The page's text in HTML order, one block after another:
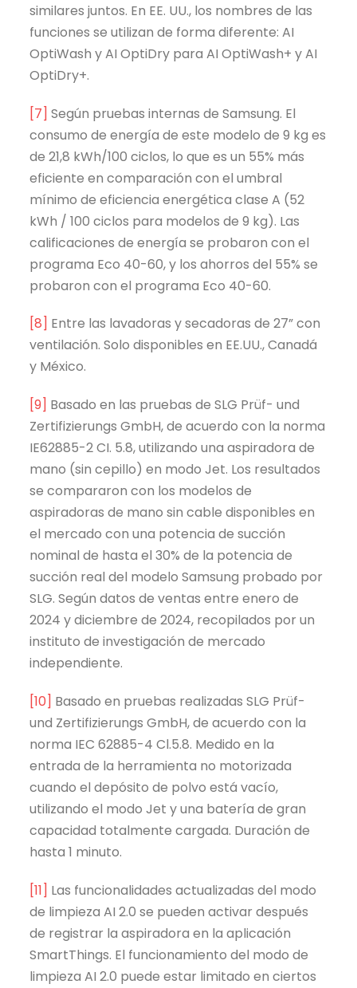
similares juntos. En EE. UU., los nombres de las
funciones se utilizan de forma diferente: AI
OptiWash y AI OptiDry para AI OptiWash+ y AI
OptiDry+.
[7] Según pruebas internas de Samsung. El
consumo de energía de este modelo de 9 kg es
de 21,8 kWh/100 ciclos, lo que es un 55% más
eficiente en comparación con el umbral
mínimo de eficiencia energética clase A (52
kWh / 100 ciclos para modelos de 9 kg). Las
calificaciones de energía se probaron con el
programa Eco 40-60, y los ahorros del 55% se
probaron con el programa Eco 40-60.
[8] Entre las lavadoras y secadoras de 27” con
ventilación. Solo disponibles en EE.UU., Canadá
y México.
[9] Basado en las pruebas de SLG Prüf- und
Zertifizierungs GmbH, de acuerdo con la norma
IE62885-2 CI. 5.8, utilizando una aspiradora de
mano (sin cepillo) en modo Jet. Los resultados
se compararon con los modelos de
aspiradoras de mano sin cable disponibles en
el mercado con una potencia de succión
nominal de hasta el 30% de la potencia de
succión real del modelo Samsung probado por
SLG. Según datos de ventas entre enero de
2024 y diciembre de 2024, recopilados por un
instituto de investigación de mercado
independiente.
[10] Basado en pruebas realizadas SLG Prüf-
und Zertifizierungs GmbH, de acuerdo con la
norma IEC 62885-4 Cl.5.8. Medido en la
entrada de la herramienta no motorizada
cuando el depósito de polvo está vacío,
utilizando el modo Jet y una batería de gran
capacidad totalmente cargada. Duración de
hasta 1 minuto.
[11] Las funcionalidades actualizadas del modo
de limpieza AI 2.0 se pueden activar después
de registrar la aspiradora en la aplicación
SmartThings. El funcionamiento del modo de
limpieza AI 2.0 puede estar limitado en ciertos